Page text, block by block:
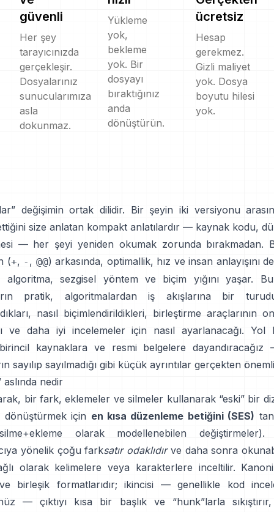
güvenli
Her şey
tarayıcınızda
gerçekleşir.
Dosyalarınız
sunucularımıza
asla
dokunmaz.
Yükleme
yok,
bekleme
yok. Bir
dosyayı
bıraktığınız
anda
dönüştürün.
ücretsiz
Hesap
gerekmez.
Gizli maliyet
yok. Dosya
boyutu hilesi
yok.
değişimin ortak dilidir. Bir şeyin iki versiyonu
size anlatan kompakt anlatılardır — kaynak kodu,
— her şeyi yeniden okumak zorunda bırakmadan.
(+, - , @@) arkasında, optimallik, hız ve insan anlayışını
sezgisel yöntem ve biçim yığını yaşar.
pratik, algoritmalardan iş akışlarına bir
nasıl biçimlendirildikleri, birleştirme araçlarının
ve daha iyi incelemeler için nasıl ayarlanacağı. Yol
birincil kaynaklara ve resmi belgelere
sayılıp sayılmadığı gibi küçük ayrıntılar gerçekten
aslında nedir
bir fark, eklemeler ve silmeler kullanarak “eski” bir
dönüştürmek için en kısa düzenleme betiğini (SES)
olarak modellenebilen değiştirmeler).
yönelik çoğu farksatır odaklıdırve daha sonra
olarak kelimelere veya karakterlere inceltilir.
birleşik formatlarıdır; ikincisi — genellikle kod
— çıktıyı kısa bir başlık ve “hunk”larla